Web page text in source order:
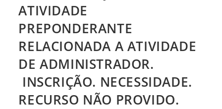
ATIVIDADE
PREPONDERANTE
RELACIONADA A ATIVIDADE
DE ADMINISTRADOR.
INSCRIÇÃO. NECESSIDADE.
RECURSO NÃO PROVIDO.